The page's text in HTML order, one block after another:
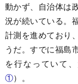
動かず、自治体は
況が続いている。
計測を進めており
うだ。すでに福島
を行なっていて
①）。